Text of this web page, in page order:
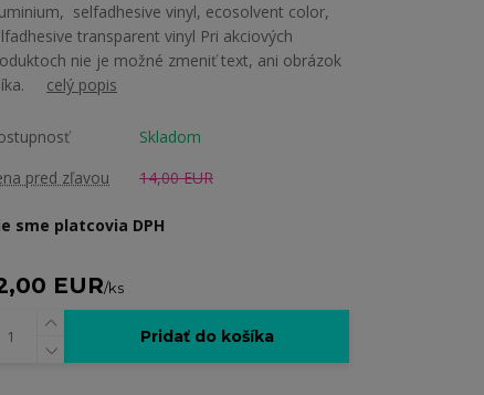
selfadhesive vinyl, ecosolvent color,
transparent vinyl Pri akciových
nie je možné zmeniť text, ani obrázok
celý popis
Skladom
pred zľavou
14,00 EUR
sme platcovia DPH
EUR/ks
Pridať do košíka